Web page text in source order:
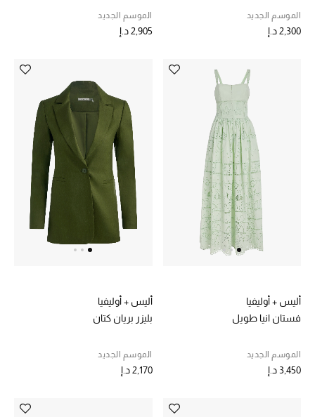
ركن أناقة المنتجعات
تشكيلة مستلزمات الأطفال
مستلزمات الأطفال الرضع
مستلزمات البنات (2 - 14 سنة)
مستلزمات الأولاد (2 - 14 سنة)
أبرز المصممين
تسوقوا التشكيلة
الموسم الجديد
2,300 د.إ
الموسم الجديد
2,905 د.إ
أليس + أوليفيا
فستان انيا طويل
الموسم الجديد
3,450 د.إ
أليس + أوليفيا
بليزر بريان كتان
الموسم الجديد
2,170 د.إ